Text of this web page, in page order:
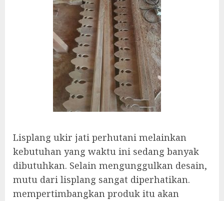
Lisplang ukir jati perhutani melainkan
kebutuhan yang waktu ini sedang banyak
dibutuhkan. Selain mengunggulkan desain,
mutu dari lisplang sangat diperhatikan.
mempertimbangkan produk itu akan